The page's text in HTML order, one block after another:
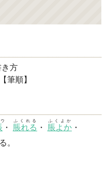
筆順】
・ 脹れる
ふくれる
・ 脹よか
ふくよか
・
。